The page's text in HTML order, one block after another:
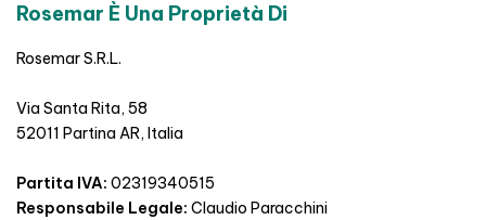
Rosemar È Una Proprietà Di
Rosemar S.R.L.
Via Santa Rita, 58
52011 Partina AR, Italia
Partita IVA: 02319340515
Responsabile Legale: Claudio Paracchini